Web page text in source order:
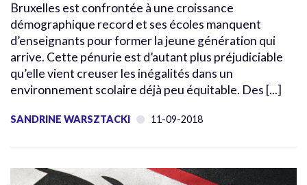
Bruxelles est confrontée à une croissance
démographique record et ses écoles manquent
d’enseignants pour former la jeune génération qui
arrive. Cette pénurie est d’autant plus préjudiciable
qu’elle vient creuser les inégalités dans un
environnement scolaire déjà peu équitable. Des [...]
SANDRINE WARSZTACKI 11-09-2018